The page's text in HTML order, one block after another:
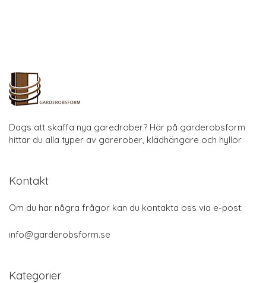
Dags att skaffa nya garedrober? Här på garderobsform
hittar du alla typer av garerober, klädhängare och hyllor
Kontakt
Om du har några frågor kan du kontakta oss via e-post:
info@garderobsform.se
Kategorier